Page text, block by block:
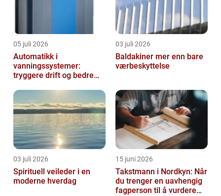
05 juli 2026
Automatikk i
vanningssystemer:
tryggere drift og bedre
03 juli 2026
Baldakiner mer enn bare
værbeskyttelse
03 juli 2026
Spirituell veileder i en
moderne hverdag
15 juni 2026
Takstmann i Nordkyn: Når
du trenger en uavhengig
fagperson til å vurdere